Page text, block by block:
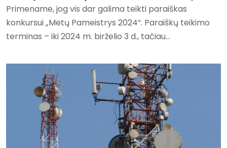
Primename, jog vis dar galima teikti paraiškas
konkursui „Metų Pameistrys 2024“. Paraiškų teikimo
terminas – iki 2024 m. birželio 3 d., tačiau...